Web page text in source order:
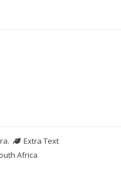
.
Extra Text
Africa